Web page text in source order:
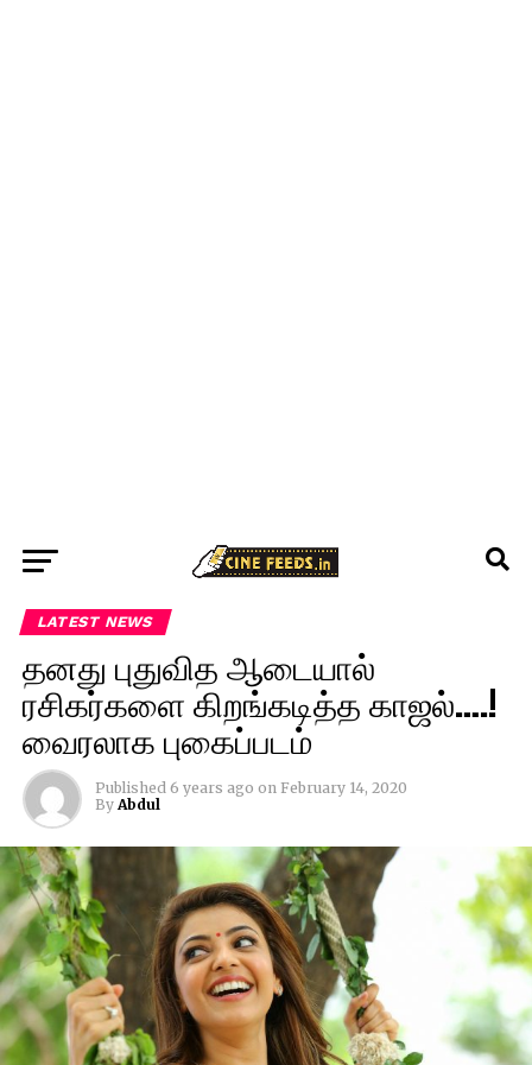
LATEST NEWS
தனது புதுவித ஆடையால்
ரசிகர்களை கிறங்கடித்த காஜல்….!
வைரலாக புகைப்படம்
Published 6 years ago on February 14, 2020
By Abdul